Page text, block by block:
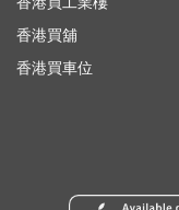
香港買舖
香港買車位